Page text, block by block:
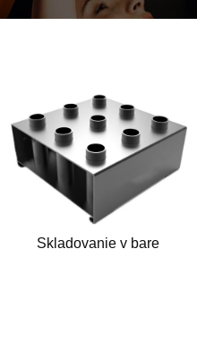
Skladovanie v bare